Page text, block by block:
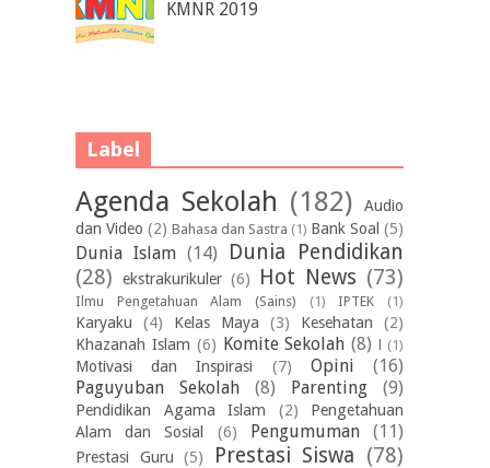
KMNR 2019
Label
Agenda Sekolah (182)
Audio
dan Video (2) Bahasa dan Sastra (1) Bank Soal (5)
Dunia Islam (14)
Dunia Pendidikan
(28)
ekstrakurikuler (6) Hot News (73)
Ilmu Pengetahuan Alam (Sains) (1) IPTEK (1)
Karyaku (4) Kelas Maya (3) Kesehatan
(2)
Khazanah Islam (6) Komite Sekolah (8) l (1)
Motivasi dan Inspirasi (7) Opini
(16)
Paguyuban Sekolah
(8) Parenting (9)
Pendidikan Agama Islam (2)
Pengetahuan
Alam dan Sosial
(6) Pengumuman (11)
Prestasi Guru (5) Prestasi Siswa (78)